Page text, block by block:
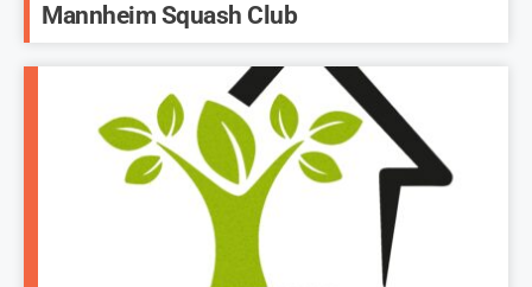
Mannheim Squash Club